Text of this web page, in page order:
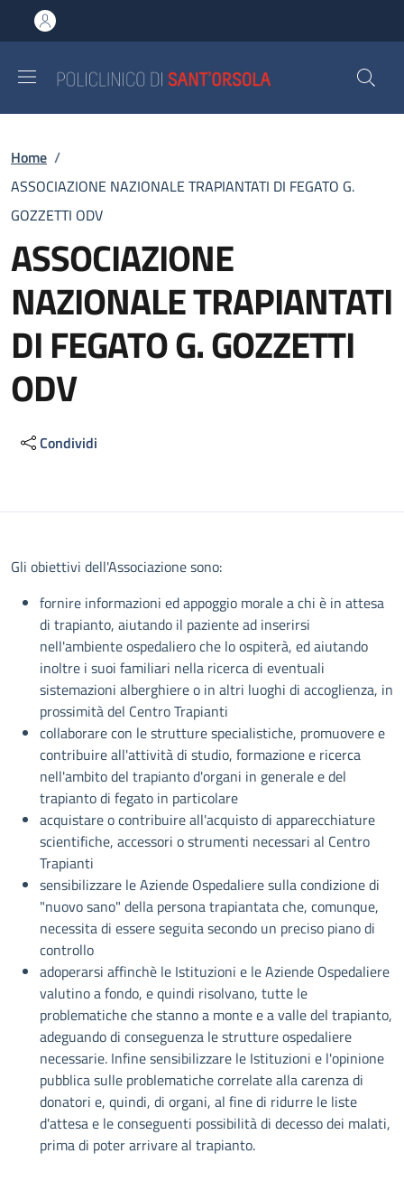
al contenuto principale
to footer content
Briciole di pane
Home /
ASSOCIAZIONE NAZIONALE TRAPIANTATI DI FEGATO G.
GOZZETTI ODV
ASSOCIAZIONE
NAZIONALE TRAPIANTATI
DI FEGATO G. GOZZETTI
ODV
Condividi
Descrizione
Gli obiettivi dell'Associazione sono:
fornire informazioni ed appoggio morale a chi è in attesa
di trapianto, aiutando il paziente ad inserirsi
nell'ambiente ospedaliero che lo ospiterà, ed aiutando
inoltre i suoi familiari nella ricerca di eventuali
sistemazioni alberghiere o in altri luoghi di accoglienza, in
prossimità del Centro Trapianti
collaborare con le strutture specialistiche, promuovere e
contribuire all'attività di studio, formazione e ricerca
nell'ambito del trapianto d'organi in generale e del
trapianto di fegato in particolare
acquistare o contribuire all'acquisto di apparecchiature
scientifiche, accessori o strumenti necessari al Centro
Trapianti
sensibilizzare le Aziende Ospedaliere sulla condizione di
"nuovo sano" della persona trapiantata che, comunque,
necessita di essere seguita secondo un preciso piano di
controllo
adoperarsi affinchè le Istituzioni e le Aziende Ospedaliere
valutino a fondo, e quindi risolvano, tutte le
problematiche che stanno a monte e a valle del trapianto,
adeguando di conseguenza le strutture ospedaliere
necessarie. Infine sensibilizzare le Istituzioni e l'opinione
pubblica sulle problematiche correlate alla carenza di
donatori e, quindi, di organi, al fine di ridurre le liste
d'attesa e le conseguenti possibilità di decesso dei malati,
prima di poter arrivare al trapianto.